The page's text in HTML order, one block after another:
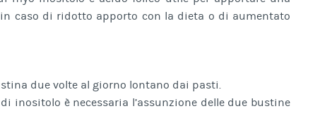
caso di ridotto apporto con la dieta o di aumentato
due volte al giorno lontano dai pasti.
inositolo è necessaria l’assunzione delle due bustine